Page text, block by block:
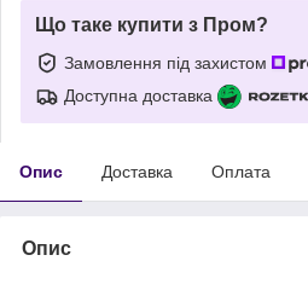
Що таке купити з Пром?
Замовлення під захистом
Доступна доставка
Опис Доставка Оплата
Опис